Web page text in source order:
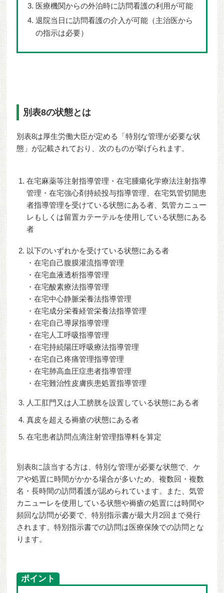
医療機関からの外泊時に訪問看護の利用が可能
退院当日に訪問看護の介入が可能（主治医から
の指示は必要）
別表8の状態とは
別表8は厚生労働大臣が定める「特別な管理が必要な状
態」が記載されており、次のものが挙げられます。
在宅麻薬等注射指導管理・在宅腫瘍化学療法注射指導
管理・在宅強心剤持続投与指導管理、在宅気管切開患
者指導管理を受けている状態にある者、気管カニュー
レもしくは留置カテーテルを使用している状態にある
者
以下のいずれかを受けている状態にある者
・在宅自己腹膜灌流指導管理
・在宅血液透析指導管理
・在宅酸素療法指導管理
・在宅中心静脈栄養法指導管理
・在宅成分栄養経管栄養法指導管理
・在宅自己導尿指導管理
・在宅人工呼吸指導管理
・在宅持続陽圧呼吸療法指導管理
・在宅自己疼痛管理指導管理
・在宅肺高血圧症患者指導管理
・在宅難治性皮膚疾患処置指導管理
人工肛門又は人工膀胱を設置している状態にある者
真皮を超える褥瘡の状態にある者
在宅患者訪問点滴注射管理指導料を算定
別表8に該当する方は、特別な管理が必要な状態で、ケ
アや処置に時間がかかる場合が多いため、複数回・複数
名・長時間の訪問看護が認められています。また、気管
カニューレを使用している状態や褥瘡の処置には時間や
頻回な訪問が必要で、特別指示書が最大月2回まで発行
されます。特別指示書での訪問は医療保険での訪問とな
ります。
ポイント